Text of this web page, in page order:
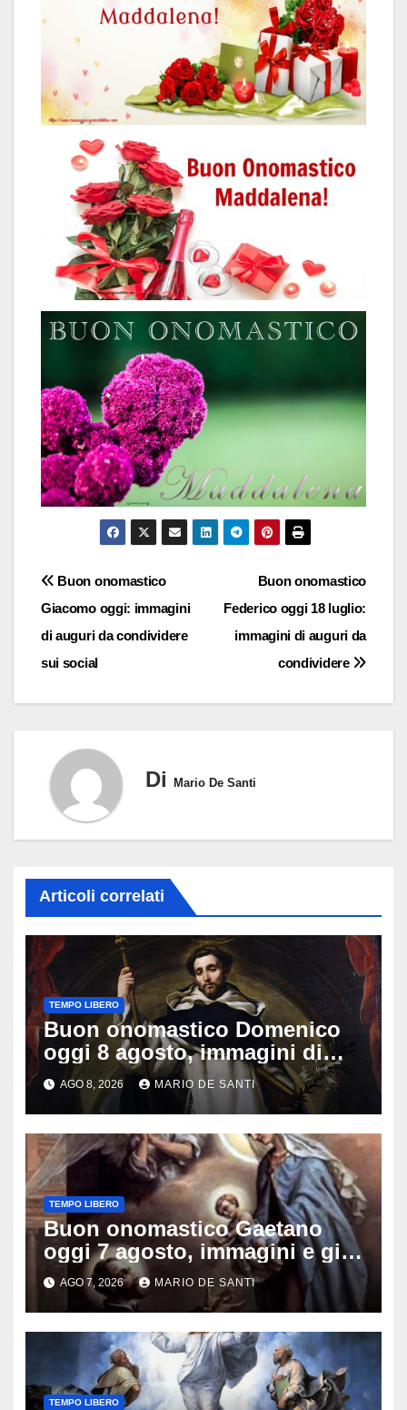
Navigazione
articoli
Buon onomastico
Federico oggi 18 luglio:
immagini di auguri da
condividere
Buon onomastico
Giacomo oggi: immagini
di auguri da condividere
sui social
Di Mario De Santi
Articoli correlati
TEMPO LIBERO
Buon onomastico Domenico
oggi 8 agosto, immagini di
auguri da condividere
AGO 8, 2026 MARIO DE SANTI
TEMPO LIBERO
Buon onomastico Gaetano
oggi 7 agosto, immagini e gif
di auguri da condividere sui
social
AGO 7, 2026 MARIO DE SANTI
TEMPO LIBERO